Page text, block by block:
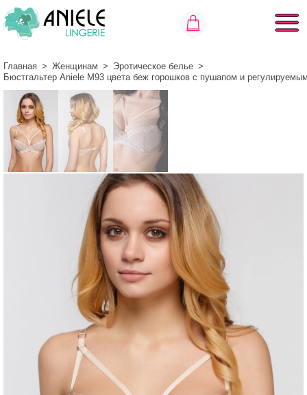
Главная > Женщинам > Эротическое белье >
Бюстгальтер Aniele М93 цвета беж горошков с пушапом и